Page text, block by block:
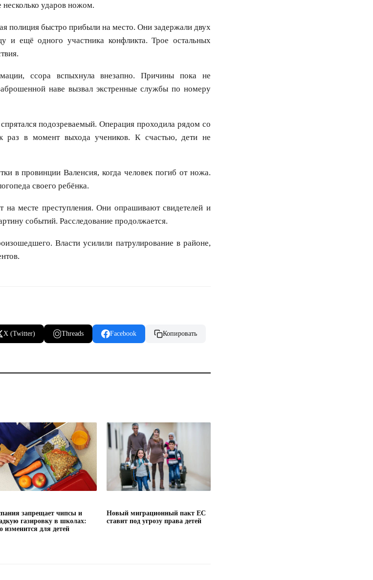
несколько ударов ножом.
полиция быстро прибыли на место. Они задержали двух
и ещё одного участника конфликта. Трое остальных
ссора вспыхнула внезапно. Причины пока не
наве вызвал экстренные службы по номеру
подозреваемый. Операция проходила рядом со
раз в момент выхода учеников. К счастью, дети не
в провинции Валенсия, когда человек погиб от ножа.
своего ребёнка.
на месте преступления. Они опрашивают свидетелей и
событий. Расследование продолжается.
Власти усилили патрулирование в районе,
X (Twitter) Threads Facebook Копировать
запрещает чипсы и
газировку в школах:
изменится для детей
Новый миграционный пакт ЕС
ставит под угрозу права детей